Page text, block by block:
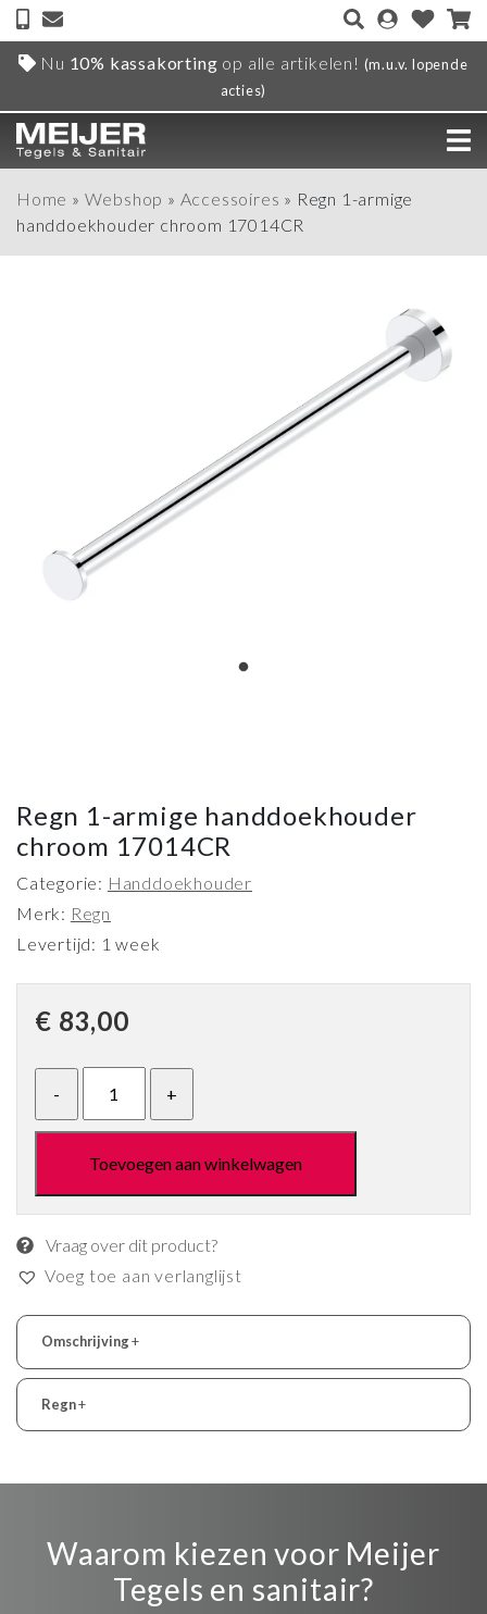
Nu 10% kassakorting op alle artikelen! (m.u.v. lopende
acties)
Home » Webshop » Accessoires » Regn 1-armige
handdoekhouder chroom 17014CR
Regn 1-armige handdoekhouder
chroom 17014CR
Categorie: Handdoekhouder
Merk: Regn
Levertijd: 1 week
€ 83,00
Toevoegen aan winkelwagen
Vraag over dit product?
Voeg toe aan verlanglijst
Omschrijving+
Regn+
Waarom kiezen voor Meijer
Tegels en sanitair?